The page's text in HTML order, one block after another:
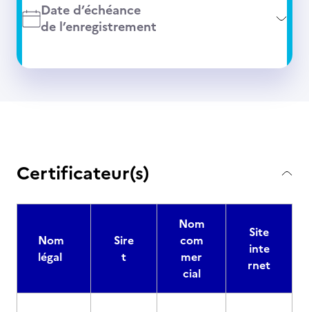
Date d’échéance
de l’enregistrement
Certificateur(s)
Nom
légal
Sire
t
Nom
com
mer
cial
Site
inte
rnet